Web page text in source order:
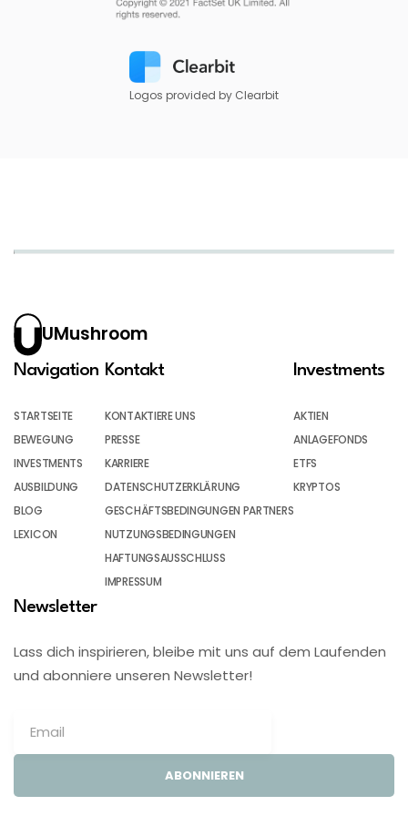
Logos provided by Clearbit
UMushroom
Navigation
STARTSEITE
BEWEGUNG
INVESTMENTS
AUSBILDUNG
BLOG
LEXICON
Kontakt
KONTAKTIERE UNS
PRESSE
KARRIERE
DATENSCHUTZERKLÄRUNG
GESCHÄFTSBEDINGUNGEN PARTNERS
NUTZUNGSBEDINGUNGEN
HAFTUNGSAUSSCHLUSS
IMPRESSUM
Investments
AKTIEN
ANLAGEFONDS
ETFS
KRYPTOS
Newsletter
Lass dich inspirieren, bleibe mit uns auf dem Laufenden
und abonniere unseren Newsletter!
ABONNIEREN